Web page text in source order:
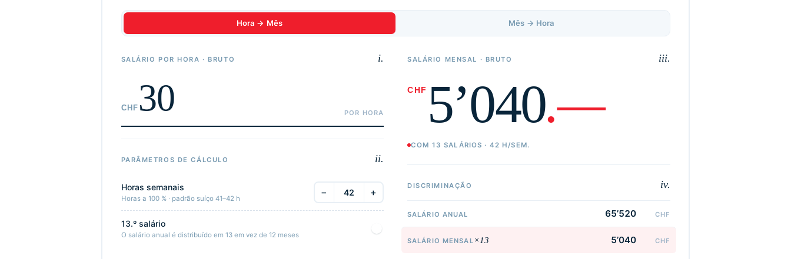
Hora → Mês Mês → Hora
SALÁRIO POR HORA · BRUTO i.
CHF
PARÂMETROS DE CÁLCULO ii.
Horas semanais
Horas a 100 % · padrão suíço 41–42 h
− +
13.º salário
O salário anual é distribuído em 13 em vez de 12 meses
SALÁRIO MENSAL · BRUTO iii.
CHF 5’040.—
COM 13 SALÁRIOS · 42 H/SEM.
DISCRIMINAÇÃO iv.
SALÁRIO ANUAL 65’520 CHF
SALÁRIO MENSAL ×13 5’040 CHF